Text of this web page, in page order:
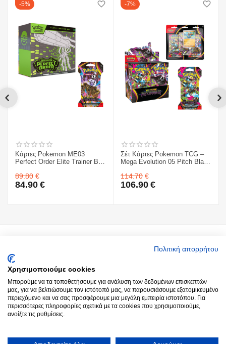
5%
Κάρτες Pokemon ME03
Perfect Order Elite Trainer Box
Black - Sleeved Booster 1
ΤΜΧ.
89.80 €
84.90 €
7%
Σέτ Κάρτες Pokemon TCG –
Mega Evolution 05 Pitch Black
Κάρτες Pokemon TCG – Mega
Evolution 05 Pitch Black - 3-
114.70 €
106.90 €
Around you
Παραγγελίες
Πολιτική απορρήτου
Χρησιμοποιούμε cookies
Μπορούμε να τα τοποθετήσουμε για ανάλυση των δεδομένων επισκεπτών
μας, για να βελτιώσουμε τον ιστότοπό μας, να παρουσιάσουμε εξατομικευμένο
περιεχόμενο και να σας προσφέρουμε μια μεγάλη εμπειρία ιστοτόπου. Για
περισσότερες πληροφορίες σχετικά με τα cookies που χρησιμοποιούμε,
ανοίξτε τις ρυθμίσεις.